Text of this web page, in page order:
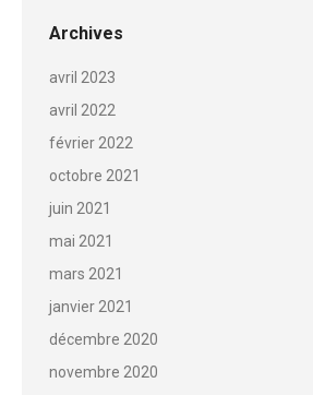
commentaire
Archives
avril 2023
avril 2022
février 2022
octobre 2021
juin 2021
mai 2021
mars 2021
janvier 2021
décembre 2020
novembre 2020